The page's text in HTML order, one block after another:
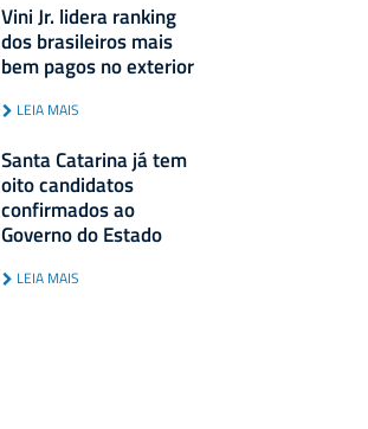
Vini Jr. lidera ranking
dos brasileiros mais
bem pagos no exterior
LEIA MAIS
Santa Catarina já tem
oito candidatos
confirmados ao
Governo do Estado
LEIA MAIS